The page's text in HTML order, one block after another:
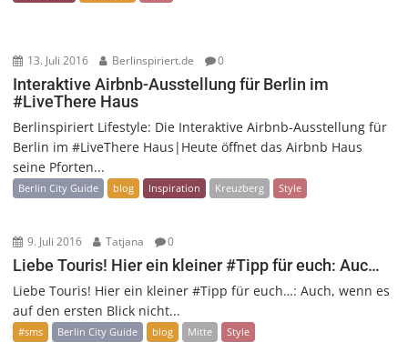
13. Juli 2016 Berlinspiriert.de 0
Interaktive Airbnb-Ausstellung für Berlin im
#LiveThere Haus
Berlinspiriert Lifestyle: Die Interaktive Airbnb-Ausstellung für
Berlin im #LiveThere Haus|Heute öffnet das Airbnb Haus
seine Pforten...
Berlin City Guide blog Inspiration Kreuzberg Style
9. Juli 2016 Tatjana 0
Liebe Touris! Hier ein kleiner #Tipp für euch: Auc…
Liebe Touris! Hier ein kleiner #Tipp für euch…: Auch, wenn es
auf den ersten Blick nicht...
#sms Berlin City Guide blog Mitte Style